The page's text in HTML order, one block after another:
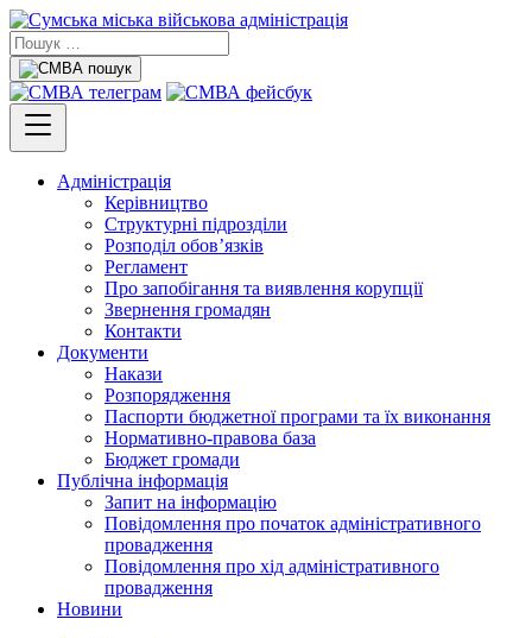
Адміністрація
Керівництво
Структурні підрозділи
Розподіл обов’язків
Регламент
Про запобігання та виявлення корупції
Звернення громадян
Контакти
Документи
Накази
Розпорядження
Паспорти бюджетної програми та їх виконання
Нормативно-правова база
Бюджет громади
Публічна інформація
Запит на інформацію
Повідомлення про початок адміністративного
провадження
Повідомлення про хід адміністративного
провадження
Новини